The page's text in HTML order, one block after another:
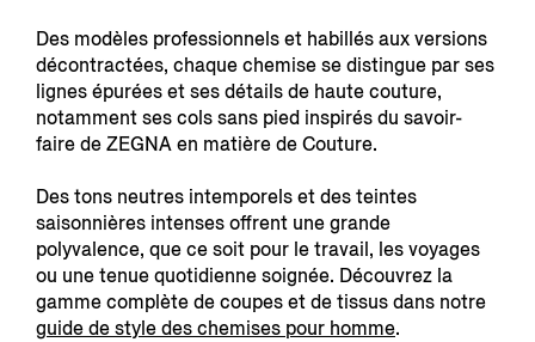
Des modèles professionnels et habillés aux versions
décontractées, chaque chemise se distingue par ses
lignes épurées et ses détails de haute couture,
notamment ses cols sans pied inspirés du savoir-
faire de ZEGNA en matière de Couture.
Des tons neutres intemporels et des teintes
saisonnières intenses offrent une grande
polyvalence, que ce soit pour le travail, les voyages
ou une tenue quotidienne soignée. Découvrez la
gamme complète de coupes et de tissus dans notre
guide de style des chemises pour homme.